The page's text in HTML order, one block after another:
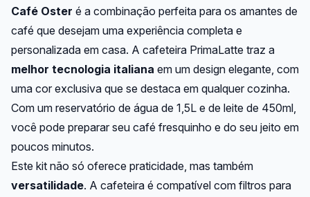
Café Oster é a combinação perfeita para os amantes de
café que desejam uma experiência completa e
personalizada em casa. A cafeteira PrimaLatte traz a
melhor tecnologia italiana em um design elegante, com
uma cor exclusiva que se destaca em qualquer cozinha.
Com um reservatório de água de 1,5L e de leite de 450ml,
você pode preparar seu café fresquinho e do seu jeito em
poucos minutos.
Este kit não só oferece praticidade, mas também
versatilidade. A cafeteira é compatível com filtros para